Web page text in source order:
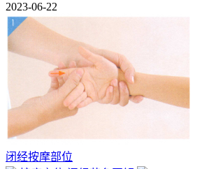
2023-06-22
闭经按摩部位